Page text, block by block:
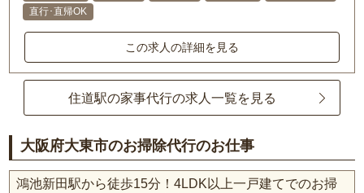
直行･直帰OK
この求人の詳細を見る
住道駅の家事代行の求人一覧を見る
大阪府大東市のお掃除代行のお仕事
鴻池新田駅から徒歩15分！4LDK以上一戸建てでのお掃